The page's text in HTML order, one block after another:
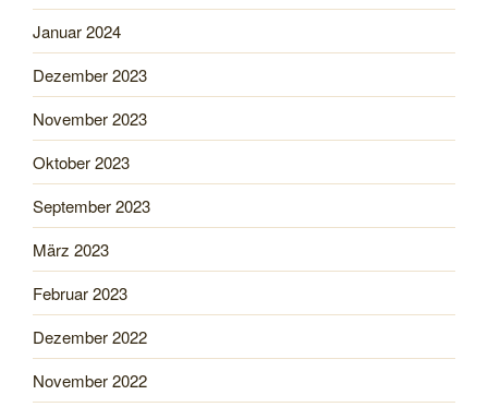
Januar 2024
Dezember 2023
November 2023
Oktober 2023
September 2023
März 2023
Februar 2023
Dezember 2022
November 2022